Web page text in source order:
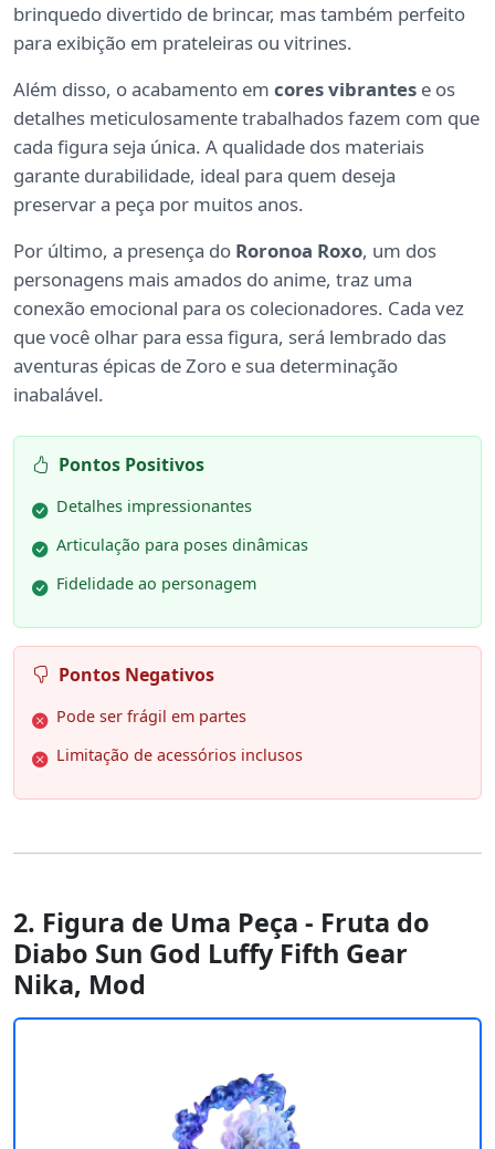
brinquedo divertido de brincar, mas também perfeito
para exibição em prateleiras ou vitrines.
Além disso, o acabamento em cores vibrantes e os
detalhes meticulosamente trabalhados fazem com que
cada figura seja única. A qualidade dos materiais
garante durabilidade, ideal para quem deseja
preservar a peça por muitos anos.
Por último, a presença do Roronoa Roxo, um dos
personagens mais amados do anime, traz uma
conexão emocional para os colecionadores. Cada vez
que você olhar para essa figura, será lembrado das
aventuras épicas de Zoro e sua determinação
inabalável.
Pontos Positivos
Detalhes impressionantes
Articulação para poses dinâmicas
Fidelidade ao personagem
Pontos Negativos
Pode ser frágil em partes
Limitação de acessórios inclusos
2. Figura de Uma Peça - Fruta do
Diabo Sun God Luffy Fifth Gear
Nika, Mod